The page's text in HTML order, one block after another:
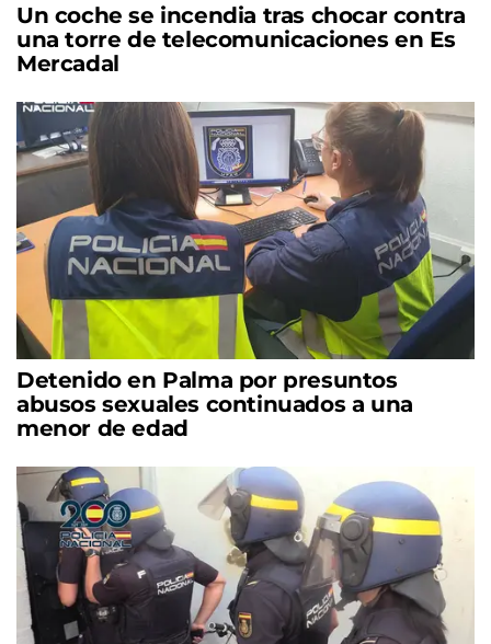
Un coche se incendia tras chocar contra
una torre de telecomunicaciones en Es
Mercadal
Detenido en Palma por presuntos
abusos sexuales continuados a una
menor de edad